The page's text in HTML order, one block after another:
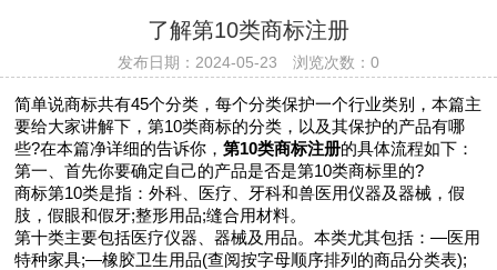
​​​了解第10类商标注册
发布日期：2024-05-23 浏览次数：0
简单说商标共有45个分类，每个分类保护一个行业类别，本篇主
要给大家讲解下，第10类商标的分类，以及其保护的产品有哪
些?在本篇净详细的告诉你，第10类商标注册的具体流程如下：
第一、首先你要确定自己的产品是否是第10类商标里的?
商标第10类是指：外科、医疗、牙科和兽医用仪器及器械，假
肢，假眼和假牙;整形用品;缝合用材料。
第十类主要包括医疗仪器、器械及用品。本类尤其包括：—医用
特种家具;—橡胶卫生用品(查阅按字母顺序排列的商品分类表);